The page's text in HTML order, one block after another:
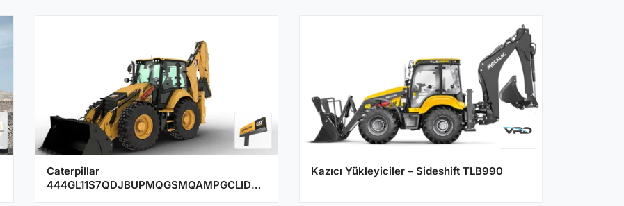
Caterpillar
444GL11S7QDJBUPMQGSMQAMPGCLIDCJ0KCQJWLRVBBHDNARISA
Kazıcı Yükleyiciler – Sideshift TLB990